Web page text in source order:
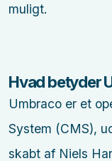
muligt.
Hvad betyder
Umbraco er et
System (CMS),
skabt af Niels